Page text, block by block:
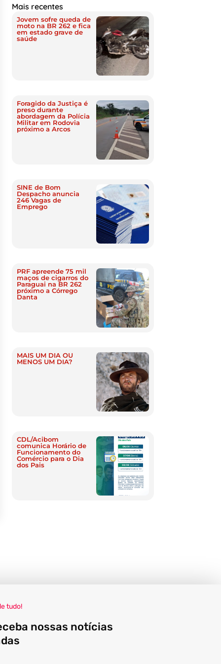
Mais recentes
Jovem sofre queda de
moto na BR 262 e fica
em estado grave de
saúde
Foragido da Justiça é
preso durante
abordagem da Polícia
Militar em Rodovia
próximo a Arcos
SINE de Bom
Despacho anuncia
246 Vagas de
Emprego
PRF apreende 75 mil
maços de cigarros do
Paraguai na BR 262
próximo a Córrego
Danta
MAIS UM DIA OU
MENOS UM DIA?
CDL/Acibom
comunica Horário de
Funcionamento do
Comércio para o Dia
dos Pais
tudo!
nossas notícias